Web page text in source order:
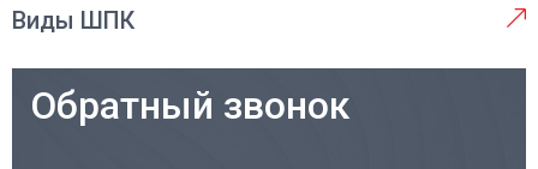
Виды ШПК
Обратный звонок